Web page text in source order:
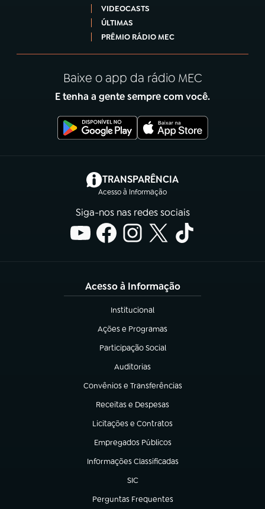
VIDEOCASTS
ÚLTIMAS
PRÊMIO RÁDIO MEC
Baixe o app da rádio MEC
E tenha a gente sempre com você.
TRANSPARÊNCIA
Acesso à Informação
(abre em nova aba)
Siga-nos nas redes sociais
Acesso à Informação
Institucional
(abre em nova aba)
Ações e Programas
(abre em nova aba)
Participação Social
(abre em nova aba)
Auditorias
(abre em nova aba)
Convênios e Transferências
(abre em nova aba)
Receitas e Despesas
(abre em nova aba)
Licitações e Contratos
(abre em nova aba)
Empregados Públicos
(abre em nova aba)
Informações Classificadas
(abre em nova aba)
SIC
(abre em nova aba)
Perguntas Frequentes
(abre em nova aba)